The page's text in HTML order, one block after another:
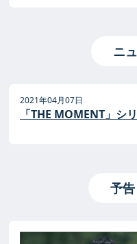
ニ
2021年04月07日
「THE MOMENT」シ
予